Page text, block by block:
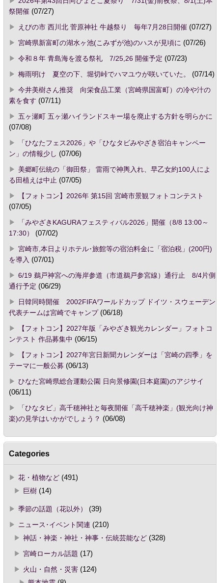
祭開催(07/27)
えびの市 西川北 菅原神社 牛越祭り 毎年7月28日開催(07/27)
宮崎県新富町の湖水ヶ池(こみずが池)のハスが見頃に (07/26)
令和８年 青島海を渡る祭礼 7/25,26 開催予定 (07/23)
梅雨明け 夏空の下、堀切峠でハマユウが咲いていた。
(07/14)
今井美樹さん推奨 向栄食品工業（宮崎県国富町）の冷や汁の
素を食す (07/11)
五ヶ瀬町 五ヶ瀬ハイランドスキー場を廃止する方針を明らかに
(07/08)
「ひなたフェス2026」や「ひなタビみやざき宿泊キャンペー
ン」の情報少し (07/06)
美郷町伝統の「御田祭」 雷雨で神輿入れ、早乙女約100人によ
る田植えは中止 (07/05)
【フォトコン】2026年 第15回 宮崎市景観フォトコンテスト
(07/05)
「みやざきKAGURAフェスティバル2026」開催（8/8 13:00～
17:30）
(07/02)
宮崎市,本日よりホテル･旅館等の宿泊料金に「宿泊税」(200円)
を導入 (07/01)
6/19 鵜戸神宮への海岸参道（市道鵜戸参宮線）通行止 8/4片側
通行予定 (06/29)
日韓同時開催 2002FIFAワールドカップ ドイツ・スウェーデン
代表チームは宮崎でキャンプ(06/18)
【フォトコン】2027年版「みやざき観光カレンダー」フォトコ
ンテスト 作品募集中 (06/15)
【フォトコン】2027年宮日新聞カレンダーは「宮崎の四季」を
テーマに一般公募 (06/13)
ひなた宮崎県総合運動公園 日向景修園(日本庭園)のアジサイ
(06/11)
「ひなタビ」高千穂神社と毎夜開催「高千穂神楽」(観光向け神
楽)の見学はいかがでしょう？ (06/08)
Categories
花・植物など(491)
巨樹(14)
季節の話題（花以外）
(39)
ニュース･イベント関連 (210)
神話・神楽・神社・神事・伝統芸能など(328)
宮崎ローカル話題 (17)
火山・自然・災害(124)